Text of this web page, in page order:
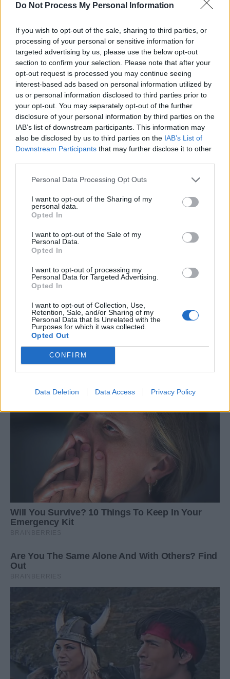
Do Not Process My Personal Information
If you wish to opt-out of the sale, sharing to third parties, or
processing of your personal or sensitive information for
targeted advertising by us, please use the below opt-out
section to confirm your selection. Please note that after your
opt-out request is processed you may continue seeing
interest-based ads based on personal information utilized by
us or personal information disclosed to third parties prior to
your opt-out. You may separately opt-out of the further
disclosure of your personal information by third parties on the
IAB’s list of downstream participants. This information may
also be disclosed by us to third parties on the IAB’s List of
Downstream Participants that may further disclose it to other
Personal Data Processing Opt Outs
I want to opt-out of the Sharing of my
personal data.
Opted In
I want to opt-out of the Sale of my
Personal Data.
Opted In
I want to opt-out of processing my
Personal Data for Targeted Advertising.
Opted In
I want to opt-out of Collection, Use,
Retention, Sale, and/or Sharing of my
Personal Data that Is Unrelated with the
Purposes for which it was collected.
Opted Out
CONFIRM
Data Deletion Data Access Privacy Policy